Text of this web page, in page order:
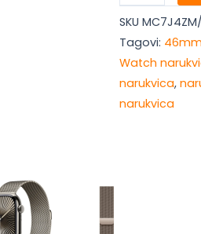
Watch
46mm
Milanese
Loop
količina
SKU
Tagovi:
Watch
narukvica,
narukvica